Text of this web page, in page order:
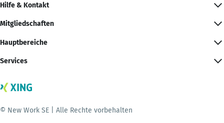
Hilfe & Kontakt
Mitgliedschaften
Hauptbereiche
Services
© New Work SE | Alle Rechte vorbehalten